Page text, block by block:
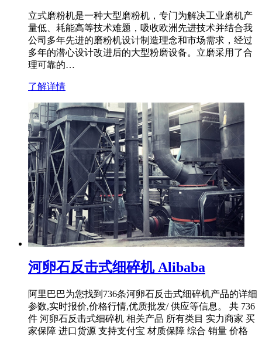
立式磨粉机是一种大型磨粉机，专门为解决工业磨机产
量低、耗能高等技术难题，吸收欧洲先进技术并结合我
公司多年先进的磨粉机设计制造理念和市场需求，经过
多年的潜心设计改进后的大型粉磨设备。立磨采用了合
理可靠的…
了解详情
河卵石反击式细碎机 Alibaba
阿里巴巴为您找到736条河卵石反击式细碎机产品的详细
参数,实时报价,价格行情,优质批发/ 供应等信息。 共 736
件 河卵石反击式细碎机 相关产品 所有类目 实力商家 买
家保障 进口货源 支持支付宝 材质保障 综合 销量 价格